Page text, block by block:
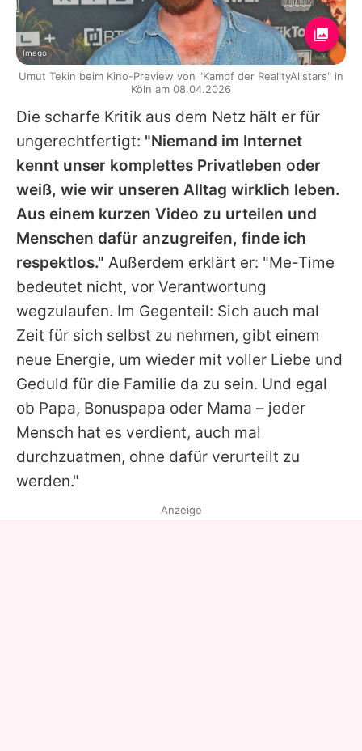
Die scharfe Kritik aus dem Netz hält er für
ungerechtfertigt: "Niemand im Internet
kennt unser komplettes Privatleben oder
weiß, wie wir unseren Alltag wirklich leben.
Aus einem kurzen Video zu urteilen und
Menschen dafür anzugreifen, finde ich
respektlos." Außerdem erklärt er: "Me-Time
bedeutet nicht, vor Verantwortung
wegzulaufen. Im Gegenteil: Sich auch mal
Zeit für sich selbst zu nehmen, gibt einem
neue Energie, um wieder mit voller Liebe und
Geduld für die Familie da zu sein. Und egal
ob Papa, Bonuspapa oder Mama – jeder
Mensch hat es verdient, auch mal
durchzuatmen, ohne dafür verurteilt zu
werden."
Imago
Umut Tekin beim Kino-Preview von "Kampf der RealityAllstars" in
Köln am 08.04.2026
Anzeige